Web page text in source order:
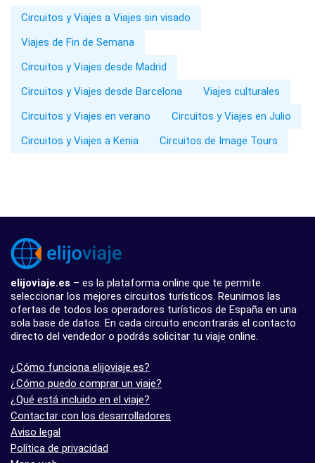
Circuitos y Viajes a Viajes sin visado
Viajes de Fin de Semana
Circuitos y Viajes desde Madrid
Circuitos y Viajes desde Barcelona
Viajes culturales
Circuitos y Viajes en verano
Circuitos y Viajes en Julio
Circuitos y Viajes a Kenia
Circuitos de Image Tours
elijoviaje.es – es la plataforma online que te permite
seleccionar los mejores circuitos turísticos. Reunimos las
ofertas de todos los operadores turísticos de España en una
sola base de datos. En cada circuito encontrarás el contacto
directo del vendedor o podrás solicitar tu viaje online.
¿Cómo funciona elijoviaje.es?
¿Cómo puedo comprar un viaje?
¿Qué está incluido en el viaje?
Contactar con los desarrolladores
Aviso legal
Política de privacidad